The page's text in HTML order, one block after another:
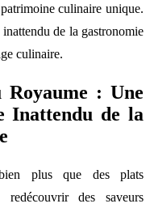
culinaire unique.
de la gastronomie
culinaire.
Royaume : Une
Inattendu de la
plus que des plats
des saveurs